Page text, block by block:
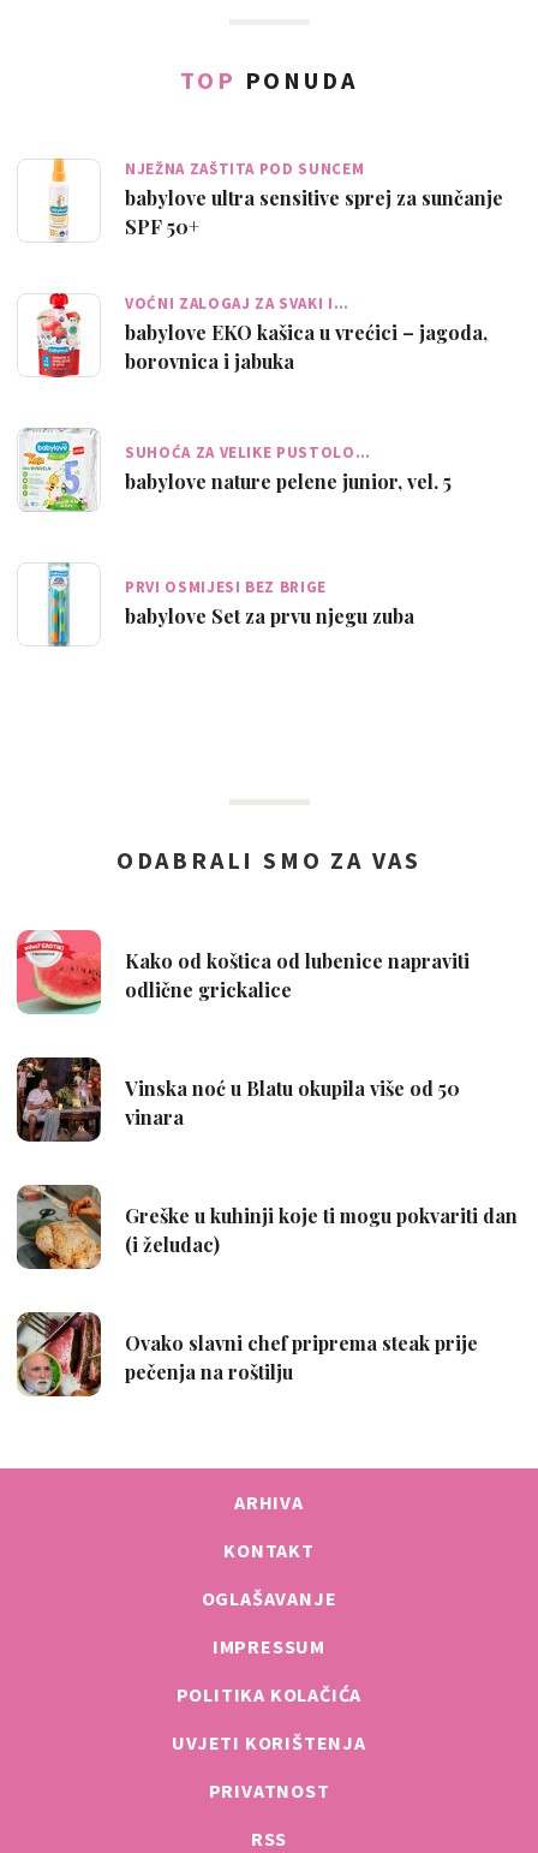
TOP PONUDA
NJEŽNA ZAŠTITA POD SUNCEM
babylove ultra sensitive sprej za sunčanje
SPF 50+
VOĆNI ZALOGAJ ZA SVAKI I…
babylove EKO kašica u vrećici – jagoda,
borovnica i jabuka
SUHOĆA ZA VELIKE PUSTOLO…
babylove nature pelene junior, vel. 5
PRVI OSMIJESI BEZ BRIGE
babylove Set za prvu njegu zuba
ARHIVA
KONTAKT
OGLAŠAVANJE
IMPRESSUM
POLITIKA KOLAČIĆA
UVJETI KORIŠTENJA
PRIVATNOST
RSS